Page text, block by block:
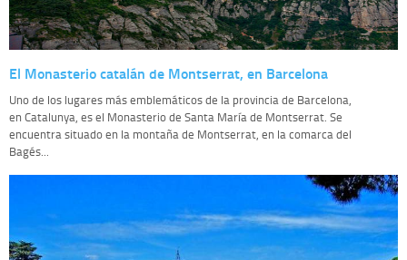
El Monasterio catalán de Montserrat, en Barcelona
Uno de los lugares más emblemáticos de la provincia de Barcelona,
en Catalunya, es el Monasterio de Santa María de Montserrat. Se
encuentra situado en la montaña de Montserrat, en la comarca del
Bagés...